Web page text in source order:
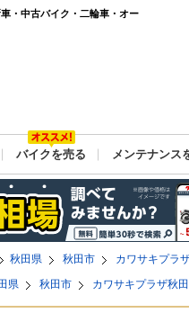
・中古バイク・二輪車・オー
バイクを売る メンテナンス
秋田県 秋田市
カワサキプラ
県 秋田市 カワサキプラザ秋